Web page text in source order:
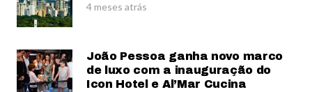
4 meses atrás
João Pessoa ganha novo marco
de luxo com a inauguração do
Icon Hotel e Al’Mar Cucina